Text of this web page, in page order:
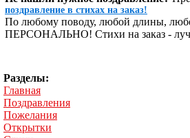
поздравление в стихах на заказ!
По любому поводу, любой длины,
ПЕРСОНАЛЬНО! Стихи на заказ -
Разделы:
Главная
Поздравления
Пожелания
Открытки